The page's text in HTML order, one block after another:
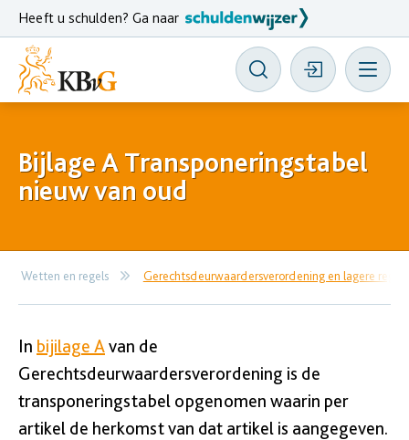
Heeft u schulden? Ga naar
Bijlage A Transponeringstabel
nieuw van oud
Wetten en regels Gerechtsdeurwaardersverordening en lagere
In bijilage Avan de
Gerechtsdeurwaardersverordening is de
transponeringstabel opgenomen waarin per
artikel de herkomst van dat artikel is aangegeven.